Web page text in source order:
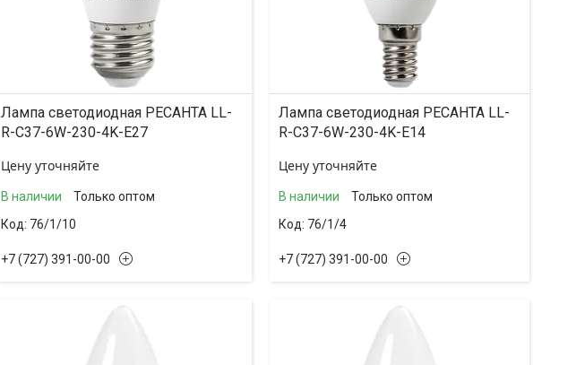
Лампа светодиодная РЕСАНТА LL-
R-C37-6W-230-4K-E27
Цену уточняйте
В наличии
Только оптом
76/1/10
+7 (727) 391-00-00
Лампа светодиодная РЕСАНТА LL-
R-C37-6W-230-4K-E14
Цену уточняйте
В наличии
Только оптом
76/1/4
+7 (727) 391-00-00